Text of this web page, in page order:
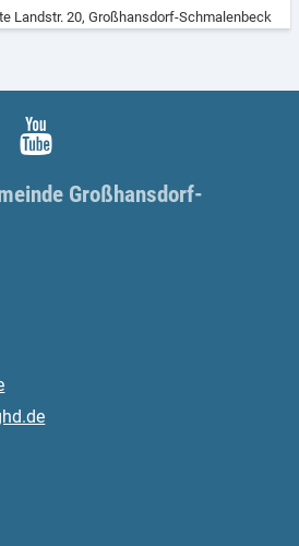
Landstr. 20, Großhansdorf-Schmalenbeck
Großhansdorf-